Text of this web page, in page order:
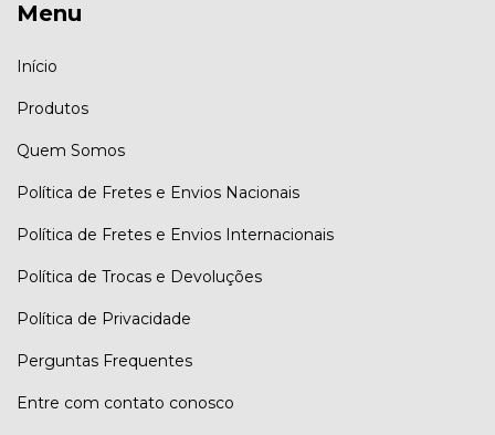
Menu
Início
Produtos
Quem Somos
Política de Fretes e Envios Nacionais
Política de Fretes e Envios Internacionais
Política de Trocas e Devoluções
Política de Privacidade
Perguntas Frequentes
Entre com contato conosco